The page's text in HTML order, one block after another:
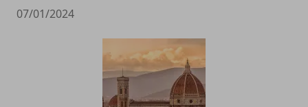
07/01/2024